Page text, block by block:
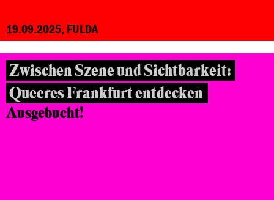
19.09.2025, FULDA
Zwischen Szene und Sichtbarkeit:
Queeres Frankfurt entdecken
Ausgebucht!